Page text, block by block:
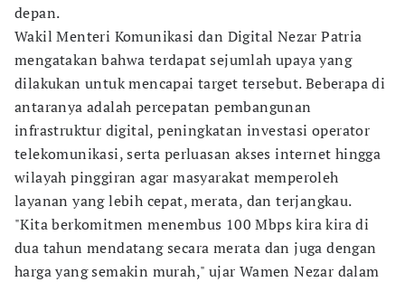
depan.
Wakil Menteri Komunikasi dan Digital Nezar Patria
mengatakan bahwa terdapat sejumlah upaya yang
dilakukan untuk mencapai target tersebut. Beberapa di
antaranya adalah percepatan pembangunan
infrastruktur digital, peningkatan investasi operator
telekomunikasi, serta perluasan akses internet hingga
wilayah pinggiran agar masyarakat memperoleh
layanan yang lebih cepat, merata, dan terjangkau.
"Kita berkomitmen menembus 100 Mbps kira kira di
dua tahun mendatang secara merata dan juga dengan
harga yang semakin murah," ujar Wamen Nezar dalam